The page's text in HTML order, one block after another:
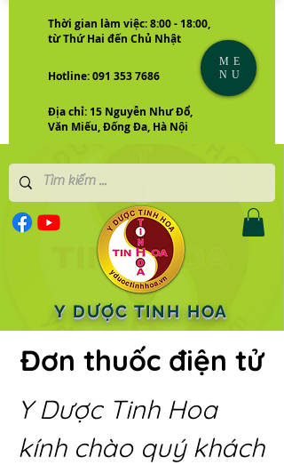
Thời gian làm việc: 8:00 - 18:00,
từ Thứ Hai đến Chủ Nhật
Hotline: 091 353 7686
Địa chỉ: 15 Nguyễn Như Đổ,
Văn Miếu, Đống Đa, Hà Nội
Y DƯỢC TINH HOA
ME
NU
Đơn thuốc điện tử
Y Dược Tinh Hoa
kính chào quý khách